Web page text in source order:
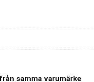
samma varumärke